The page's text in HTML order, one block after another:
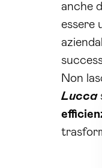
anche
essere
Non
Lucca